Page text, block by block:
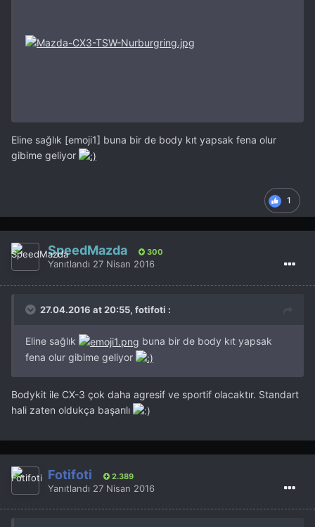
Eline sağlık [emoji1] buna bir de body kıt yapsak fena olur
gibime geliyor
1
SpeedMazda 300
Yanıtlandı 27 Nisan 2016
27.04.2016 at 20:55, fotifoti :
Eline sağlık
buna bir de body kıt yapsak
fena olur gibime geliyor
Bodykit ile CX-3 çok daha agresif ve sportif olacaktır. Standart
hali zaten oldukça başarılı
Fotifoti 2.389
Yanıtlandı 27 Nisan 2016